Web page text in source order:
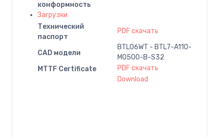
конформность
Загрузки
Технический
паспорт
PDF скачать
CAD модели
BTL06WT - BTL7-A110-
M0500-B-S32
MTTF Certificate
PDF скачать
Download